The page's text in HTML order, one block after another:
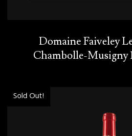
Domaine Faiveley
Chambolle-Musigny
Sold Out!